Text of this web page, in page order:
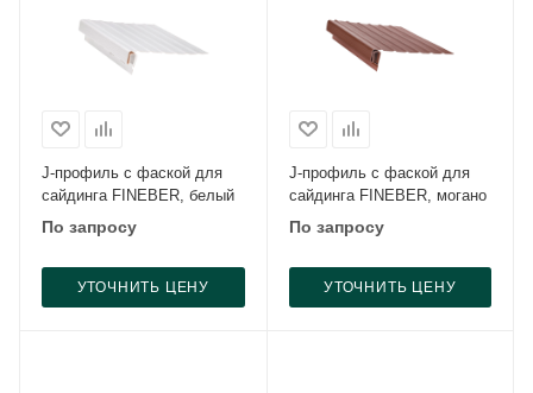
J-профиль с фаской для
сайдинга FINEBER, белый
По запросу
УТОЧНИТЬ ЦЕНУ
J-профиль с фаской для
сайдинга FINEBER, могано
По запросу
УТОЧНИТЬ ЦЕНУ